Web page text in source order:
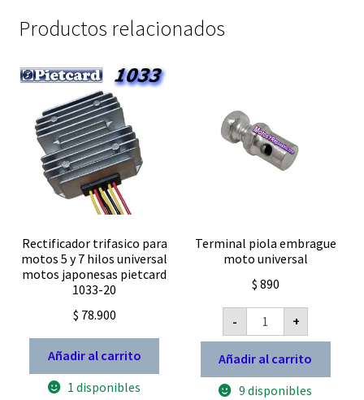
Productos relacionados
Rectificador trifasico para
motos 5 y 7 hilos universal
motos japonesas pietcard
1033-20
$ 78.900
Añadir al carrito
1 disponibles
Terminal piola embrague
moto universal
$ 890
-
Terminal
piola
embrague
moto
universal
cantidad
+
Añadir al carrito
9 disponibles